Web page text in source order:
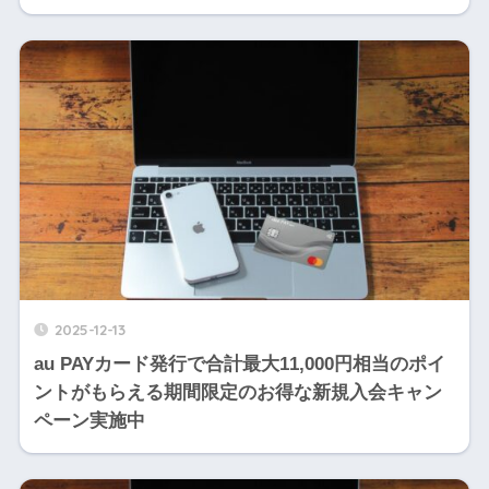
2025-12-13
au PAYカード発行で合計最大11,000円相当のポイ
ントがもらえる期間限定のお得な新規入会キャン
ペーン実施中